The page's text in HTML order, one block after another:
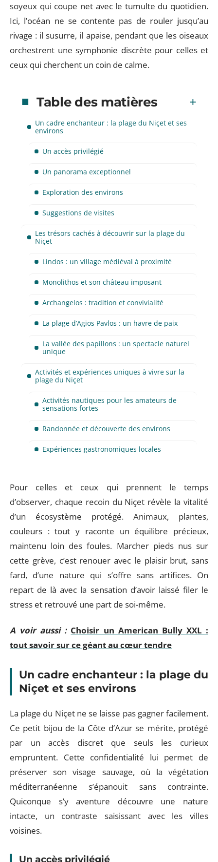
soyeux qui coupe net avec le tumulte du quotidien.
Ici, l’océan ne se contente pas de rouler jusqu’au
rivage : il susurre, il apaise, pendant que les oiseaux
orchestrent une symphonie discrète pour celles et
ceux qui cherchent un coin de calme.
Table des matières
Un cadre enchanteur : la plage du Niçet et ses
environs
Un accès privilégié
Un panorama exceptionnel
Exploration des environs
Suggestions de visites
Les trésors cachés à découvrir sur la plage du
Niçet
Lindos : un village médiéval à proximité
Monolithos et son château imposant
Archangelos : tradition et convivialité
La plage d’Agios Pavlos : un havre de paix
La vallée des papillons : un spectacle naturel
unique
Activités et expériences uniques à vivre sur la
plage du Niçet
Activités nautiques pour les amateurs de
sensations fortes
Randonnée et découverte des environs
Expériences gastronomiques locales
Pour celles et ceux qui prennent le temps
d’observer, chaque recoin du Niçet révèle la vitalité
d’un écosystème protégé. Animaux, plantes,
couleurs : tout y raconte un équilibre précieux,
maintenu loin des foules. Marcher pieds nus sur
cette grève, c’est renouer avec le plaisir brut, sans
fard, d’une nature qui s’offre sans artifices. On
repart de là avec la sensation d’avoir laissé filer le
stress et retrouvé une part de soi-même.
A voir aussi : Choisir un American Bully XXL :
tout savoir sur ce géant au cœur tendre
Un cadre enchanteur : la plage du
Niçet et ses environs
La plage du Niçet ne se laisse pas gagner facilement.
Ce petit bijou de la Côte d’Azur se mérite, protégé
par un accès discret que seuls les curieux
empruntent. Cette confidentialité lui permet de
préserver son visage sauvage, où la végétation
méditerranéenne s’épanouit sans contrainte.
Quiconque s’y aventure découvre une nature
intacte, un contraste saisissant avec les villes
voisines.
Un accès privilégié